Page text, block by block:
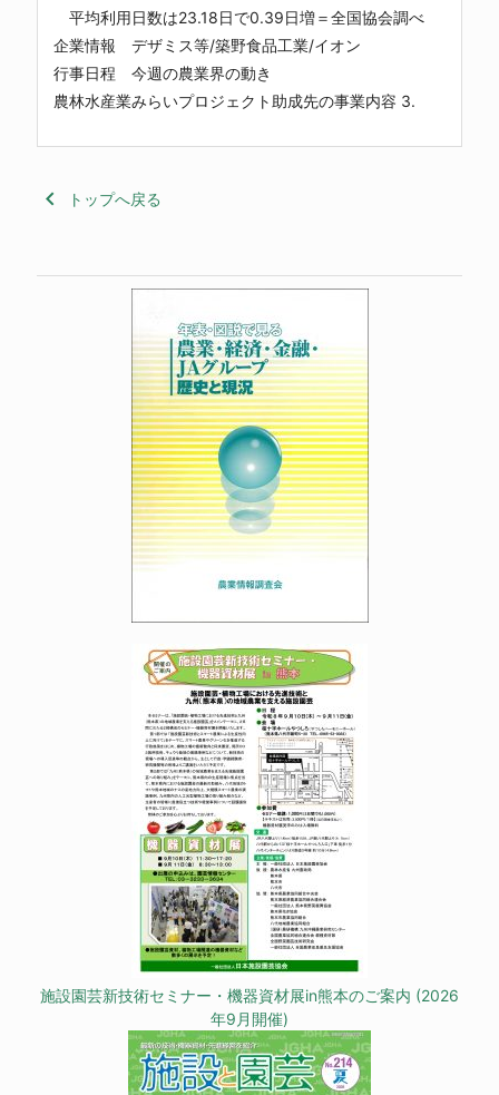
平均利用日数は23.18日で0.39日増＝全国協会調べ
企業情報 デザミス等/築野食品工業/イオン
行事日程 今週の農業界の動き
農林水産業みらいプロジェクト助成先の事業内容 3.
keyboard_arrow_left トップへ戻る
施設園芸新技術セミナー・機器資材展in熊本のご案内 (2026
年9月開催)